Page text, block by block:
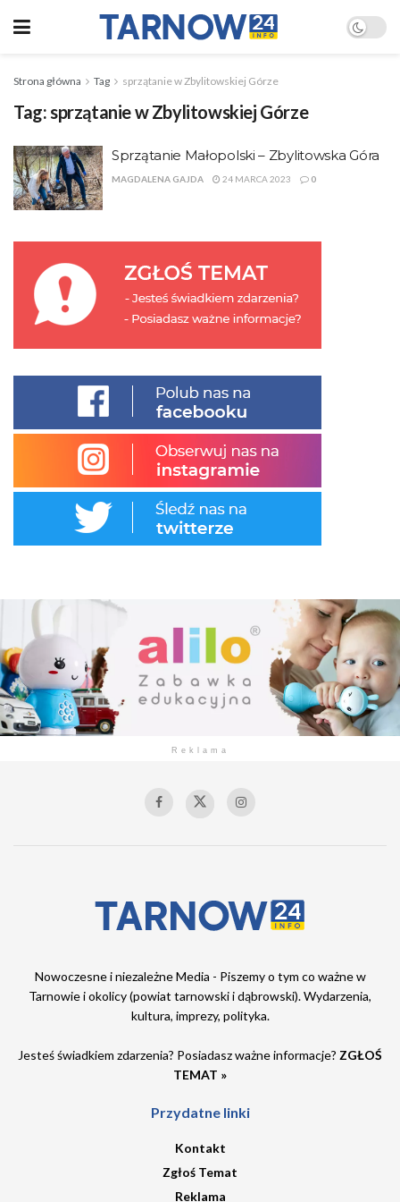
Strona główna Tag sprzątanie w Zbylitowskiej Górze
Tag:sprzątanie w Zbylitowskiej Górze
Sprzątanie Małopolski – Zbylitowska Góra
MAGDALENA GAJDA 24 MARCA 2023 0
Reklama
Nowoczesne i niezależne Media - Piszemy o tym co ważne w
Tarnowie i okolicy (powiat tarnowski i dąbrowski). Wydarzenia,
kultura, imprezy, polityka.
Jesteś świadkiem zdarzenia? Posiadasz ważne informacje? ZGŁOŚ
TEMAT »
Przydatne linki
Kontakt
Zgłoś Temat
Reklama